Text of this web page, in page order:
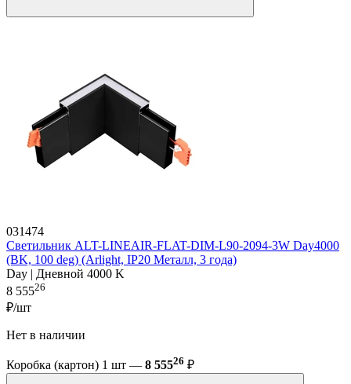
031474
Светильник ALT-LINEAIR-FLAT-DIM-L90-2094-3W Day4000
(BK, 100 deg) (Arlight, IP20 Металл, 3 года)
Day | Дневной 4000 K
8 55526
₽/шт
Нет в наличии
Коробка (картон) 1 шт — 8 55526 ₽